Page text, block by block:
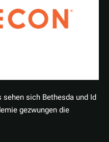
sich Bethesda und Id
gezwungen die